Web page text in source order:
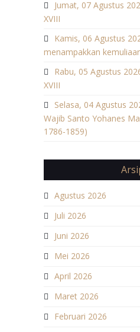
Jumat, 07 Agustus
XVIII
Kamis, 06 Agustus
menampakkan
Rabu, 05 Agustus
XVIII
Selasa, 04 Agustus
Wajib Santo Yohanes
1786-1859)
Agustus 2026
Juli 2026
Juni 2026
Mei 2026
April 2026
Maret 2026
Februari 2026